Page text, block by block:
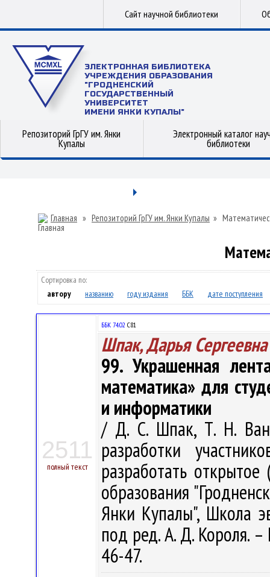
Сайт научной библиотеки
ЭЛЕКТРОННАЯ БИБЛИОТЕКА
УЧРЕЖДЕНИЯ ОБРАЗОВАНИЯ
"ГРОДНЕНСКИЙ
ГОСУДАРСТВЕННЫЙ
УНИВЕРСИТЕТ
ИМЕНИ ЯНКИ КУПАЛЫ"
Репозиторий ГрГУ им. Янки
Купалы
Электронный каталог
библиотеки
Главная » Репозиторий ГрГУ им. Янки Купалы »
Сортировка по:
автору
названию году издания ББК дате поступления
2511
полный текст
ББК 74.02 С81
Шпак, Дарья Сергеевна
99. Украшенная
математика» для
и информатики
/ Д. С. Шпак, Т. Н.
разработки
разработать
образования
Янки Купалы", Школа
под ред. А. Д. Короля.
46-47.